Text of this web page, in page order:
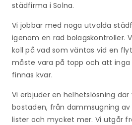
städfirma i Solna.
Vi jobbar med noga utvalda
igenom en rad bolagskontroller.
koll på vad som väntas vid en
måste vara på topp och att
finnas kvar.
Vi erbjuder en helhetslösning
bostaden, från dammsugning
lister och mycket mer. Vi utgår